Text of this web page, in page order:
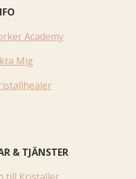
Academy
Mig
& TJÄNSTER